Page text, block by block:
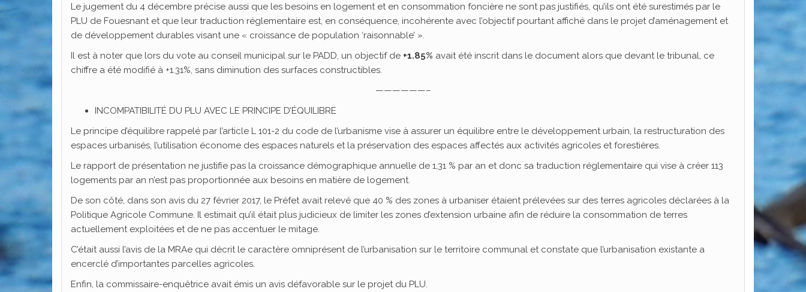
Le jugement du 4 décembre précise aussi que les besoins en logement et en consommation foncière ne sont pas justifiés, qu’ils ont été surestimés par le
PLU de Fouesnant et que leur traduction réglementaire est, en conséquence, incohérente avec l’objectif pourtant affiché dans le projet d’aménagement et
de développement durables visant une « croissance de population ‘raisonnable’ ».
Il est à noter que lors du vote au conseil municipal sur le PADD, un objectif de +1.85% avait été inscrit dans le document alors que devant le tribunal, ce
chiffre a été modifié à +1.31%, sans diminution des surfaces constructibles.
——————–
INCOMPATIBILITÉ DU PLU AVEC LE PRINCIPE D’ÉQUILIBRE
Le principe d’équilibre rappelé par l’article L 101-2 du code de l’urbanisme vise à assurer un équilibre entre le développement urbain, la restructuration des
espaces urbanisés, l’utilisation économe des espaces naturels et la préservation des espaces affectés aux activités agricoles et forestières.
Le rapport de présentation ne justifie pas la croissance démographique annuelle de 1,31 % par an et donc sa traduction réglementaire qui vise à créer 113
logements par an n’est pas proportionnée aux besoins en matière de logement.
De son côté, dans son avis du 27 février 2017, le Préfet avait relevé que 40 % des zones à urbaniser étaient prélevées sur des terres agricoles déclarées à la
Politique Agricole Commune. Il estimait qu’il était plus judicieux de limiter les zones d’extension urbaine afin de réduire la consommation de terres
actuellement exploitées et de ne pas accentuer le mitage.
C’était aussi l’avis de la MRAe qui décrit le caractère omniprésent de l’urbanisation sur le territoire communal et constate que l’urbanisation existante a
encerclé d’importantes parcelles agricoles.
Enfin, la commissaire-enquêtrice avait émis un avis défavorable sur le projet du PLU.